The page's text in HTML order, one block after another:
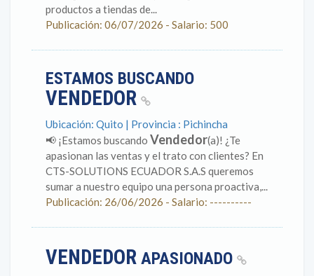
productos a tiendas de...
Publicación: 06/07/2026 - Salario: 500
ESTAMOS BUSCANDO
VENDEDOR
Ubicación: Quito | Provincia : Pichincha
📢 ¡Estamos buscando Vendedor(a)! ¿Te
apasionan las ventas y el trato con clientes? En
CTS-SOLUTIONS ECUADOR S.A.S queremos
sumar a nuestro equipo una persona proactiva,...
Publicación: 26/06/2026 - Salario: ----------
VENDEDOR APASIONADO